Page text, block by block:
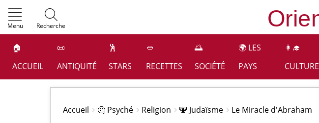
Menu Recherche
🏠
ACCUEIL
📜
ANTIQUITÉ
🕺
STARS
🥙
RECETTES
🌅
SOCIÉTÉ
🌍 LES
PAYS
👩‍🎓
CULTURE
Accueil 🤔 Psyché Religion 🕎 Judaïsme Le Miracle d'Abraham